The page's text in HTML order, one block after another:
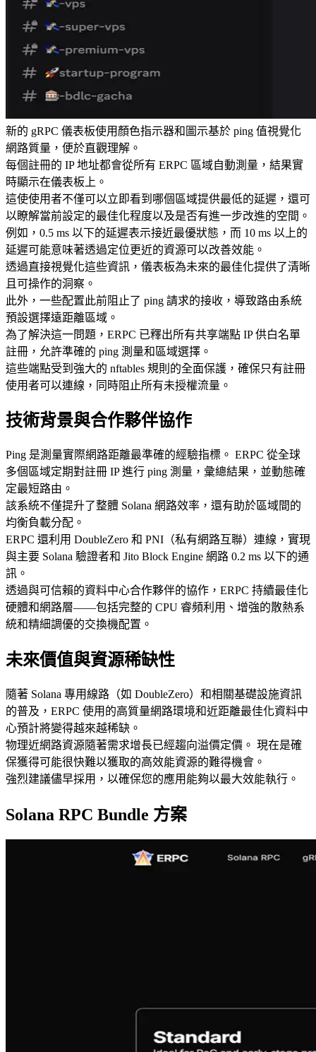
新的 gRPC 儀表板使用顏色指示器和圖示基於 ping 值視覺化
網路質量，便於直觀理解。
每個註冊的 IP 地址都會從所有 ERPC 區域自動測量，結果實
時顯示在儀表板上。
這使使用者不僅可以立即看到哪個區域提供最低的延遲，還可
以瞭解當前設定的最佳化程度以及是否有進一步改進的空間。
例如，0.5 ms 以下的延遲表示接近最優狀態，而 10 ms 以上的
延遲可能意味著透過定位更近的資源可以改善效能。
透過直接視覺化這些資訊，儀表板為未來的最佳化提供了清晰
且可操作的洞察。
此外，一些配置此前阻止了 ping 請求的接收，導致路由系統
預設選擇遠距離區域。
為了解決這一問題，ERPC 已釋出所有共享端點 IP 供白名單
註冊，允許準確的 ping 測量和區域選擇。
這些端點受到強大的 nftables 規則的全面保護，確保只有註冊
使用者可以連線，同時阻止所有未授權流量。
技術背景與合作夥伴協作
Ping 是測量實際網路距離最準確的經驗指標。 ERPC 從全球
多個區域定期對註冊 IP 進行 ping 測量，彙總結果，並動態確
定最短路由。
該系統不僅提升了整體 Solana 網路效率，還有助於區域間的
均衡負載分配。
ERPC 還利用 DoubleZero 和 PNI（私有網路互聯）連線，實現
與主要 Solana 驗證者和 Jito Block Engine 網路 0.2 ms 以下的通
訊。
透過與可信賴的資料中心合作夥伴的協作，ERPC 持續最佳化
硬體和網路層——包括完整的 CPU 睿頻利用、增強的散熱系
統和精細調優的交換機配置。
未來價值與資源稀缺性
隨著 Solana 專用線路（如 DoubleZero）和相關基礎設施資訊
的普及，ERPC 使用的高質量網路環境和近距離最佳化資料中
心預計將變得越來越稀缺。
物理近網路資源隨著需求增長已經趨向溢價定價。 現在是確
保獲得可能很快難以獲取的高效能資源的難得機會。
強烈建議儘早採用，以確保您的應用能夠以最大效能執行。
Solana RPC Bundle 方案